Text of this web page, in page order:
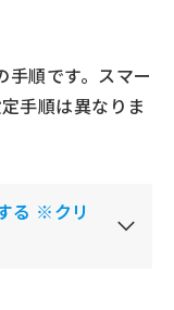
順です。スマー
手順は異なりま
る ※クリ